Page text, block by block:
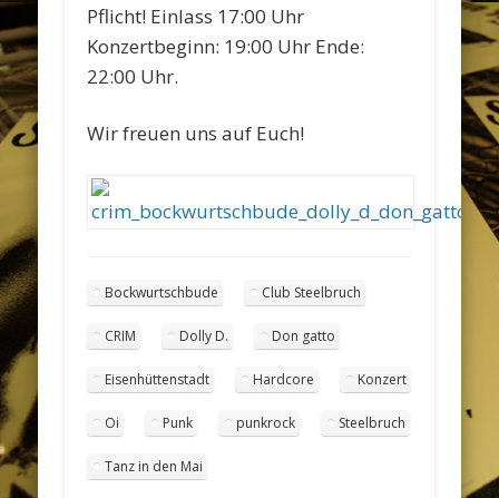
Pflicht! Einlass 17:00 Uhr
Konzertbeginn: 19:00 Uhr Ende:
22:00 Uhr.
Wir freuen uns auf Euch!
Bockwurtschbude Club Steelbruch
CRIM Dolly D. Don gatto
Eisenhüttenstadt Hardcore Konzert
Oi Punk punkrock Steelbruch
Tanz in den Mai